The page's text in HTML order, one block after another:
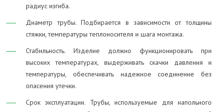
радиус изгиба.
Диаметр трубы. Подбирается в зависимости от толщины
стяжки, температуры теплоносителя и шага монтажа.
Стабильность. Изделие должно функционировать при
высоких температурах, выдерживать скачки давления и
температуры, обеспечивать надежное соединение без
опасения утечки.
Срок эксплуатации. Трубы, используемые для напольного